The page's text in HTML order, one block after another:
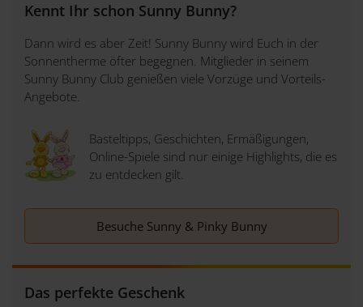
Kennt Ihr schon Sunny Bunny?
Dann wird es aber Zeit! Sunny Bunny wird Euch in der
Sonnentherme öfter begegnen. Mitglieder in seinem
Sunny Bunny Club genießen viele Vorzüge und Vorteils-
Angebote.
Basteltipps, Geschichten, Ermäßigungen,
Online-Spiele sind nur einige Highlights, die es
zu entdecken gilt.
Besuche Sunny & Pinky Bunny
Das perfekte Geschenk